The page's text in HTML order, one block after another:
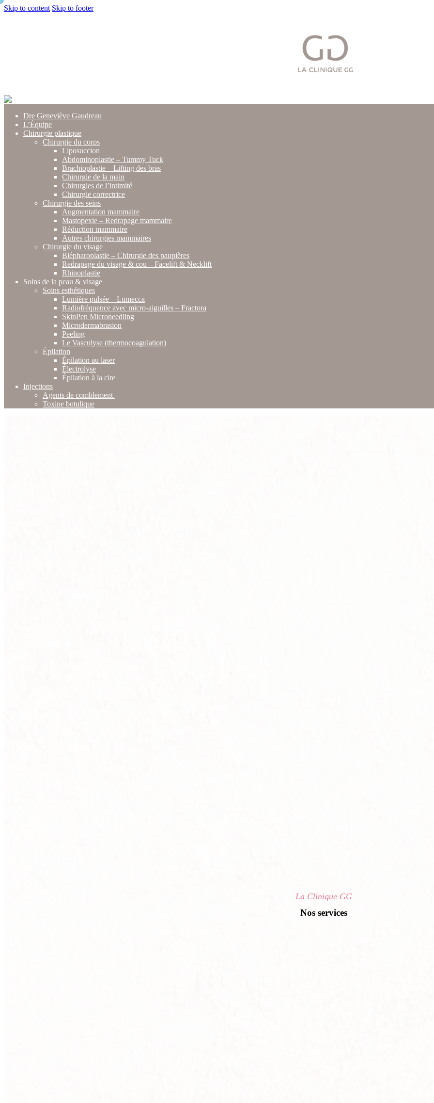
Skip to content Skip to footer
Dre Geneviève Gaudreau
L’Équipe
Chirurgie plastique
Chirurgie du corps
Liposuccion
Abdominoplastie – Tummy Tuck
Brachioplastie – Lifting des bras
Chirurgie de la main
Chirurgies de l’intimité
Chirurgie correctrice
Chirurgie des seins
Augmentation mammaire
Mastopexie – Redrapage mammaire
Réduction mammaire
Autres chirurgies mammaires
Chirurgie du visage
Blépharoplastie – Chirurgie des paupières
Redrapage du visage & cou – Facelift & Necklift
Rhinoplastie
Soins de la peau & visage
Soins esthétiques
Lumière pulsée – Lumecca
Radiofréquence avec micro-aiguilles – Fractora
SkinPen Microneedling
Microdermabrasion
Peeling
Le Vasculyse (thermocoagulation)
Épilation
Épilation au laser
Électrolyse
Épilation à la cire
Injections
Agents de comblement
Toxine botulique
La Clinique GG
Nos services